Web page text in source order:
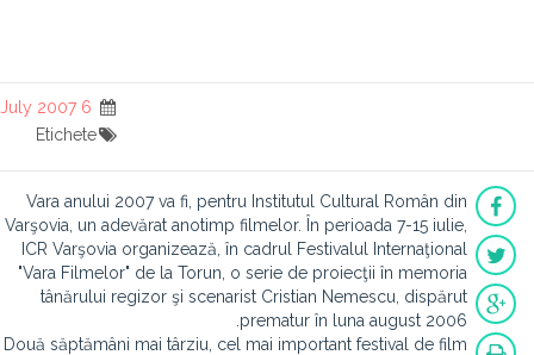
Etichete
Vara anului 2007 va fi, pentru Institutul Cultural Român din
Varşovia, un adevărat anotimp filmelor. În perioada 7-15 iulie,
ICR Varşovia organizează, în cadrul Festivalul Internaţional
"Vara Filmelor" de la Torun, o serie de proiecţii în memoria
tânărului regizor şi scenarist Cristian Nemescu, dispărut
prematur în luna august 2006.
Două săptămâni mai târziu, cel mai important festival de film